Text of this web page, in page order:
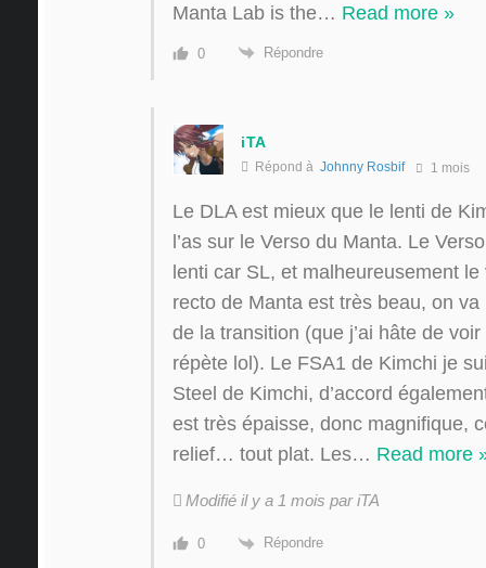
Manta Lab is the… Read more »
0 Répondre
iTA
Répond à Johnny Rosbif 1 mois
Le DLA est mieux que le lenti de
l’as sur le Verso du Manta. Le
lenti car SL, et malheureusement
recto de Manta est très beau, on va
de la transition (que j’ai hâte de
répète lol). Le FSA1 de Kimchi je
Steel de Kimchi, d’accord
est très épaisse, donc magnifique,
relief… tout plat. Les… Read more
Modifié il y a 1 mois par iTA
0 Répondre